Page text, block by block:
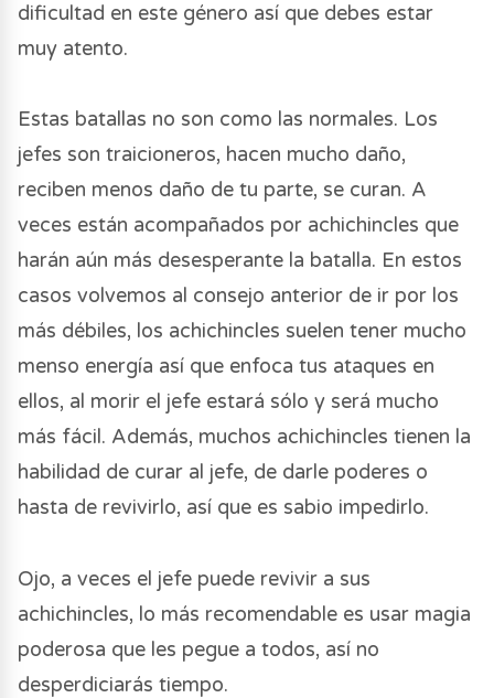
dificultad en este género así que debes estar
muy atento.
Estas batallas no son como las normales. Los
jefes son traicioneros, hacen mucho daño,
reciben menos daño de tu parte, se curan. A
veces están acompañados por achichincles que
harán aún más desesperante la batalla. En estos
casos volvemos al consejo anterior de ir por los
más débiles, los achichincles suelen tener mucho
menso energía así que enfoca tus ataques en
ellos, al morir el jefe estará sólo y será mucho
más fácil. Además, muchos achichincles tienen la
habilidad de curar al jefe, de darle poderes o
hasta de revivirlo, así que es sabio impedirlo.
Ojo, a veces el jefe puede revivir a sus
achichincles, lo más recomendable es usar magia
poderosa que les pegue a todos, así no
desperdiciarás tiempo.